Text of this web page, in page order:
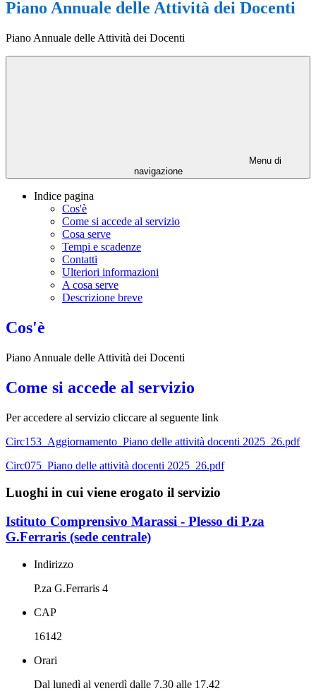
Piano Annuale delle Attività dei Docenti
Piano Annuale delle Attività dei Docenti
Menu di
navigazione
Indice pagina
Cos'è
Come si accede al servizio
Cosa serve
Tempi e scadenze
Contatti
Ulteriori informazioni
A cosa serve
Descrizione breve
Cos'è
Piano Annuale delle Attività dei Docenti
Come si accede al servizio
Per accedere al servizio cliccare al seguente link
Circ153_Aggiornamento_Piano delle attività docenti 2025_26.pdf
Circ075_Piano delle attività docenti 2025_26.pdf
Luoghi in cui viene erogato il servizio
Istituto Comprensivo Marassi - Plesso di P.za
G.Ferraris (sede centrale)
Indirizzo
P.za G.Ferraris 4
CAP
16142
Orari
Dal lunedì al venerdì dalle 7.30 alle 17.42